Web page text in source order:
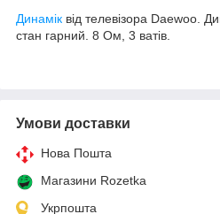
Динамік від телевізора Daewoo.
стан гарний. 8 Ом, 3 ватів.
Умови доставки
Нова Пошта
Магазини Rozetka
Укрпошта